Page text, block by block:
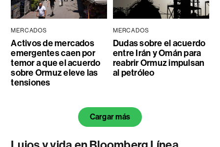
MERCADOS
Activos de mercados
emergentes caen por
temor a que el acuerdo
sobre Ormuz eleve las
tensiones
MERCADOS
Dudas sobre el acuerdo
entre Irán y Omán para
reabrir Ormuz impulsan
al petróleo
Cargar más